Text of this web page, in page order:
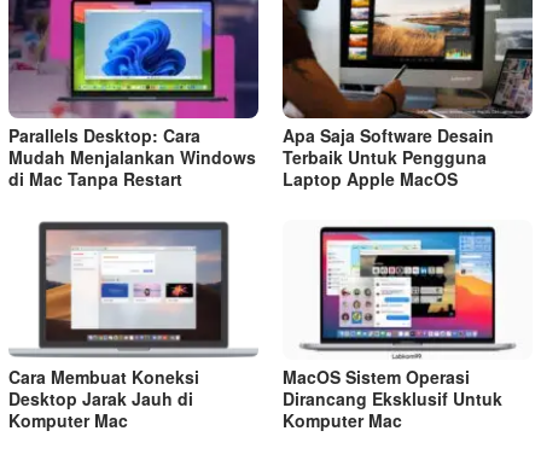
Parallels Desktop: Cara
Mudah Menjalankan Windows
di Mac Tanpa Restart
Apa Saja Software Desain
Terbaik Untuk Pengguna
Laptop Apple MacOS
Cara Membuat Koneksi
Desktop Jarak Jauh di
Komputer Mac
MacOS Sistem Operasi
Dirancang Eksklusif Untuk
Komputer Mac